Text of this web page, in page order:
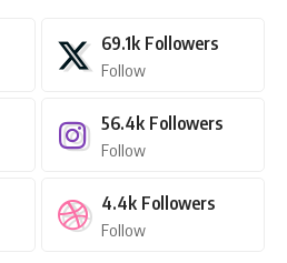
69.1k Followers
Follow
56.4k Followers
Follow
4.4k Followers
Follow